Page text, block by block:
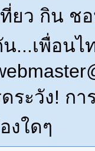
ยว กิน ช
น...เพื่อน
ระวัง! ก
งใดๆ